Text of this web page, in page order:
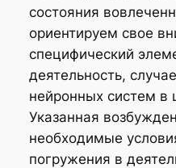
состояния
ориентируем свое
специфический
деятельность,
нейронных систем в
Указанная
необходимые
погружения в